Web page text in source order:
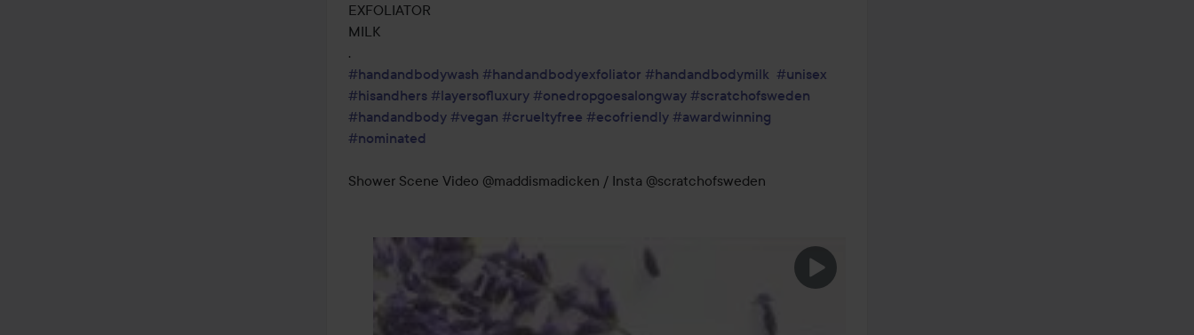
EXFOLIATOR
MILK
#handandbodywash #handandbodyexfoliator #handandbodymilk #unisex
#hisandhers #layersofluxury #onedropgoesalongway #scratchofsweden
#handandbody #vegan #crueltyfree #ecofriendly #awardwinning
#nominated
Shower Scene Video @maddismadicken / Insta @scratchofsweden